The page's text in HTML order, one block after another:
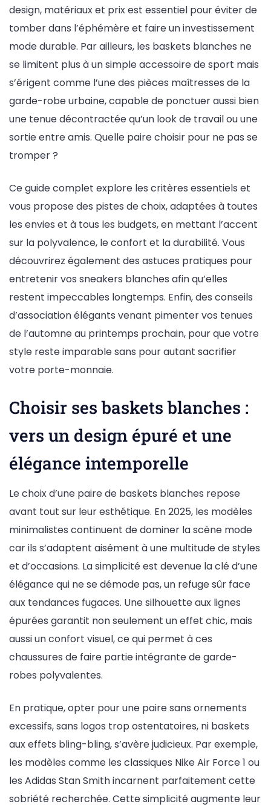
design, matériaux et prix est essentiel pour éviter de
tomber dans l’éphémère et faire un investissement
mode durable. Par ailleurs, les baskets blanches ne
se limitent plus à un simple accessoire de sport mais
s’érigent comme l’une des pièces maîtresses de la
garde-robe urbaine, capable de ponctuer aussi bien
une tenue décontractée qu’un look de travail ou une
sortie entre amis. Quelle paire choisir pour ne pas se
tromper ?
Ce guide complet explore les critères essentiels et
vous propose des pistes de choix, adaptées à toutes
les envies et à tous les budgets, en mettant l’accent
sur la polyvalence, le confort et la durabilité. Vous
découvrirez également des astuces pratiques pour
entretenir vos sneakers blanches afin qu’elles
restent impeccables longtemps. Enfin, des conseils
d’association élégants venant pimenter vos tenues
de l’automne au printemps prochain, pour que votre
style reste imparable sans pour autant sacrifier
votre porte-monnaie.
Choisir ses baskets blanches :
vers un design épuré et une
élégance intemporelle
Le choix d’une paire de baskets blanches repose
avant tout sur leur esthétique. En 2025, les modèles
minimalistes continuent de dominer la scène mode
car ils s’adaptent aisément à une multitude de styles
et d’occasions. La simplicité est devenue la clé d’une
élégance qui ne se démode pas, un refuge sûr face
aux tendances fugaces. Une silhouette aux lignes
épurées garantit non seulement un effet chic, mais
aussi un confort visuel, ce qui permet à ces
chaussures de faire partie intégrante de garde-
robes polyvalentes.
En pratique, opter pour une paire sans ornements
excessifs, sans logos trop ostentatoires, ni baskets
aux effets bling-bling, s’avère judicieux. Par exemple,
les modèles comme les classiques Nike Air Force 1 ou
les Adidas Stan Smith incarnent parfaitement cette
sobriété recherchée. Cette simplicité augmente leur